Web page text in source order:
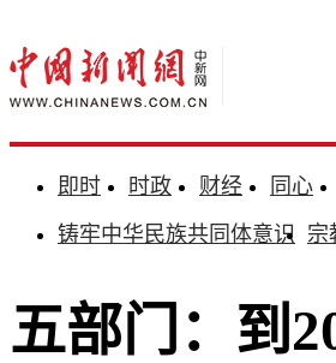
即时 时政 财经 同心
铸牢中华民族共同体意识 宗
五部门：到